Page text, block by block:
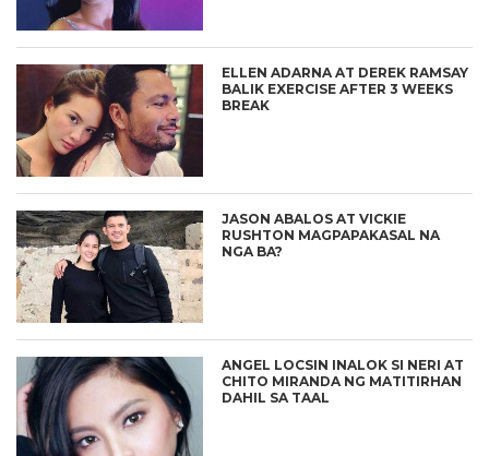
ELLEN ADARNA AT DEREK RAMSAY
BALIK EXERCISE AFTER 3 WEEKS
BREAK
JASON ABALOS AT VICKIE
RUSHTON MAGPAPAKASAL NA
NGA BA?
ANGEL LOCSIN INALOK SI NERI AT
CHITO MIRANDA NG MATITIRHAN
DAHIL SA TAAL